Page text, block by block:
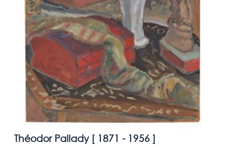
Théodor Pallady [ 1871 - 1956]